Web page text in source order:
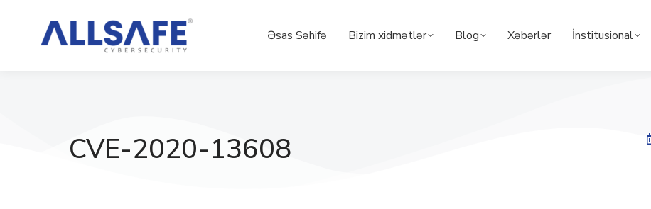
Əsas Səhifə Bizim xidmətlər Blog Xəbərlər İnstitusional
CVE-2020-13608